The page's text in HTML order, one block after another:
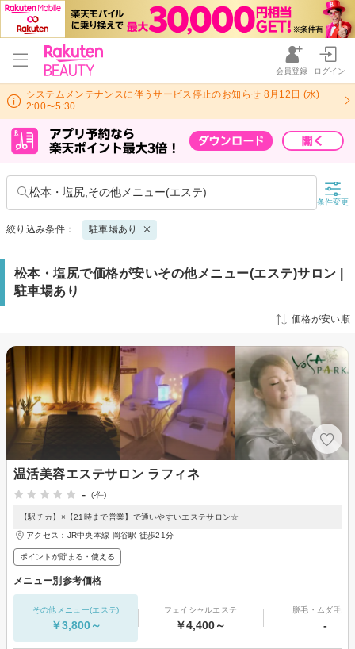
会員登録 ログイン
システムメンテナンスに伴うサービス停止のお知らせ 8月12日 (水)
2:00〜5:30
松本・塩尻,その他メニュー(エステ)
条件変更
絞り込み条件： 駐車場あり
松本・塩尻で価格が安いその他メニュー(エステ)サロン |
駐車場あり
価格が安い順
温活美容エステサロン ラフィネ
-
(-件)
【駅チカ】×【21時まで営業】で通いやすいエステサロン☆
アクセス：JR中央本線 岡谷駅 徒歩21分
ポイントが貯まる・使える
メニュー別参考価格
その他メニュー(エステ)
￥3,800～
フェイシャルエステ
￥4,400～
脱毛・ムダ毛処
-